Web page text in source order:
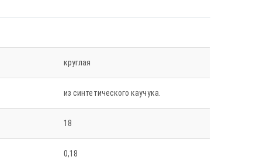
круглая
из синтетического каучука.
18
0,18